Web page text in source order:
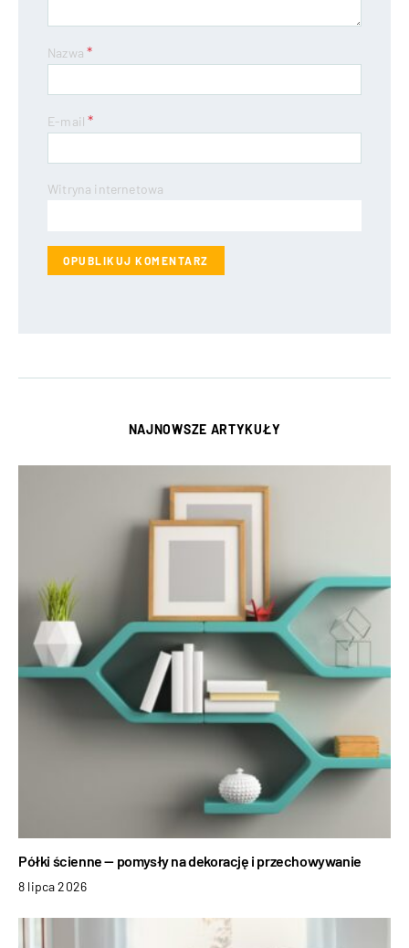
Nazwa*
E-mail*
Witryna internetowa
NAJNOWSZE ARTYKUŁY
Półki ścienne — pomysły na dekorację i przechowywanie
8 lipca 2026